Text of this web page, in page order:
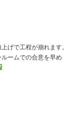
げで工程が崩れます。
ームでの合意を早め